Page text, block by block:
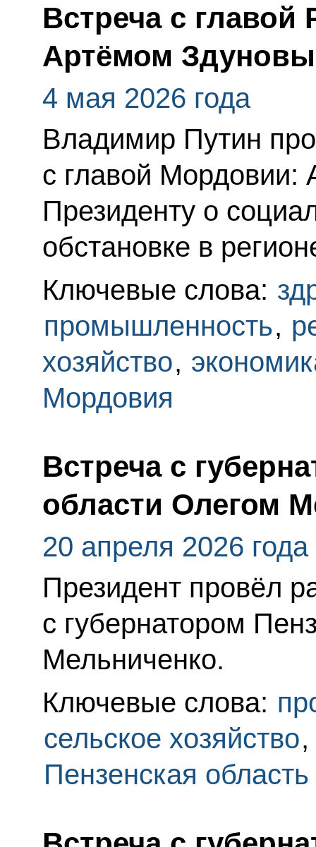
Встреча с
Артёмом
4 мая 2026 года
Владимир Путин
с главой Мордовии:
Президенту о
обстановке в
Ключевые слова:
промышленность,
хозяйство,
Мордовия
Встреча с
области Олегом
20 апреля 2026 года
Президент провёл
с губернатором
Мельниченко.
Ключевые слова:
сельское хозяйство,
Пензенская область